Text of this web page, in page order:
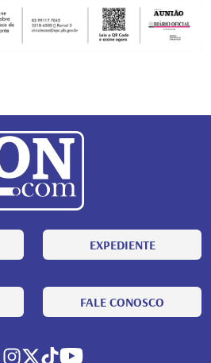
EXPEDIENTE
FALE CONOSCO